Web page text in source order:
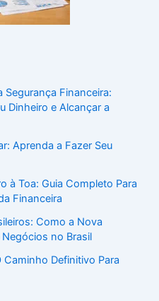
Segurança Financeira:
Dinheiro e Alcançar a
Aprenda a Fazer Seu
à Toa: Guia Completo Para
Financeira
Como a Nova
no Brasil
Definitivo Para